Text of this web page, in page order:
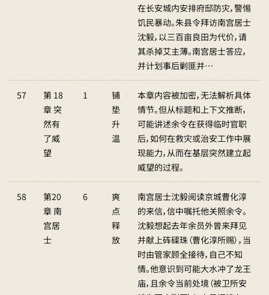
在长安城内安排府邸防灾，警惕
饥民暴动。朱县令拜访南宫居士
沈毅，以三百亩良田为代价，请
其杀掉艾主薄。南宫居士答应，
并计划事后剿匪并…
57
第 18
章 突
然有
了威
望
1
铺
垫
升
温
本章内容被加密，无法解析具体
情节。但从标题和上下文推断，
可能讲述余令在获得临时官职
后，如何在救灾或治安工作中展
现能力，从而在基层突然建立起
威望的过程。
58
第20
章 南
宫居
士
6
爽
点
释
放
南宫居士沈毅阅读京城曹化淳
的来信，信中嘱托他关照余令。
沈毅想起去年余员外曾来拜见
并献上砗磲珠（曹化淳所赐），当
时由管家顾全接待，自己不知
情。他意识到可能大水冲了龙王
庙，且余令当前处境（被卫所安